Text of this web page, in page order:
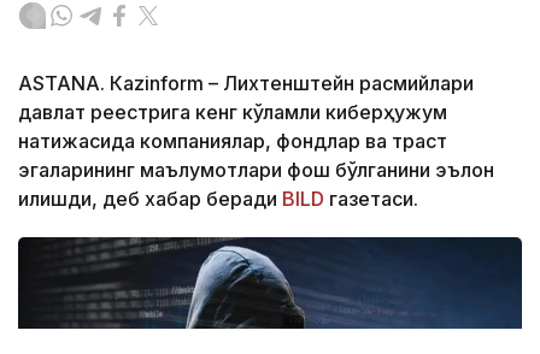
ASTANА. Кazinform – Лихтенштейн расмийлари
давлат реестрига кенг кўламли киберҳужум
натижасида компаниялар, фондлар ва траст
эгаларининг маълумотлари фош бўлганини эълон
қилишди, деб хабар беради BILD газетаси.